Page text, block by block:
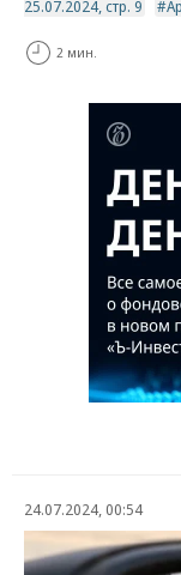
25.07.2024, стр. 9
2 мин.
24.07.2024, 00:54